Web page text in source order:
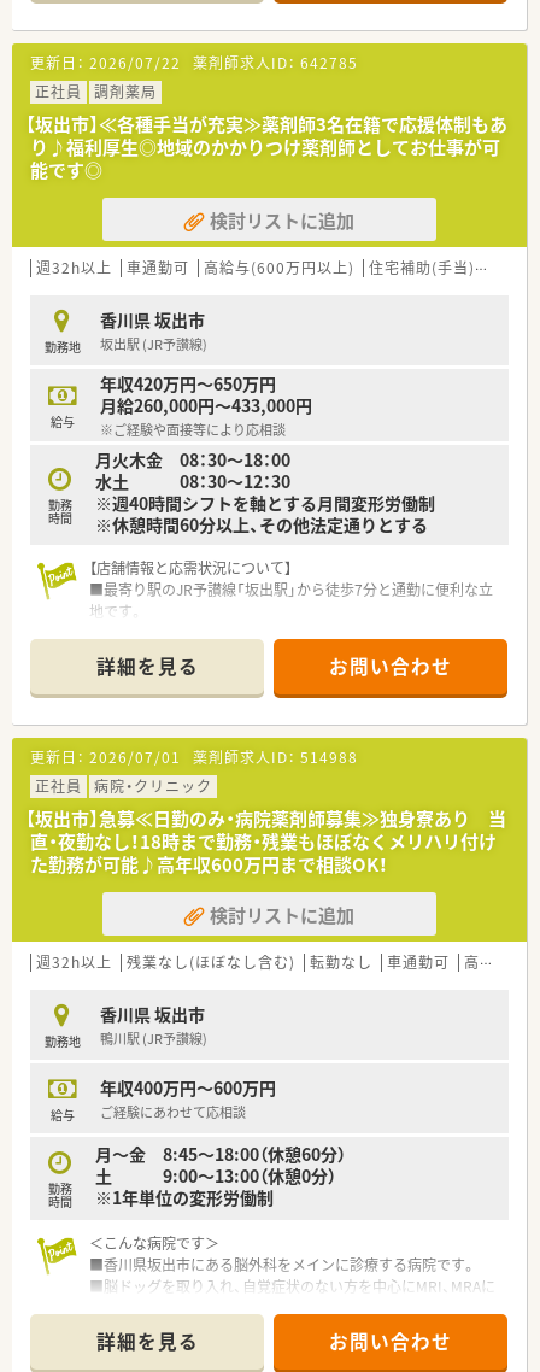
います。
な看板が目印となっている非常に視認性の高い明るい店舗で
す。
■門前の総合病院から多岐にわたる科目の処方箋を応需してお
り、1日平均50枚ほどの処方箋を3名の薬剤師で対応していま
す。
■店内はガラス張りで陽の光が差し込む開放的な造りとなって
おり、患者様がゆったりと過ごせる清潔感のある待合室が特徴で
す。
【募集背景と求める人物像について】
■さらなるサービス向上のための増員募集となっており、地域医
療に貢献したいという意欲的な薬剤師の方を幅広く求めていま
■店舗ごとに独立採算制を導入しているため、経営的な視点を持
って数字の管理や効率化に興味がある方を積極的に採用してい
ます。
■患者様とのコミュニケーションを大切にし、お悩みに寄り添っ
た丁寧な服薬指導や商品提案ができる方を心よりお待ちしてい
ます。
【法人特徴について】
■1990年に日本初の医療モールを誕生させた先駆的な企業であ
り、全店直営による一貫した質の高い医療サービスを提供してい
ます。
パーセントを誇る無借金経営で抜群の安定性を維持していま
す。
■ヘルシー＆ビューティー事業として自社化粧品やサプリメン
す。
【求人情報について】
■ご経験や前職の給与を考慮し年収600万円まで相談が可能で、
正社員として安定した環境で長く働きたい方に適した条件で
す。
■昇給率は年4.4パーセントから5.8パーセントと業界内でも高
い水準を実現しており、頑張りが給与に直結する仕組みです。
■全国転勤の可否など個人のライフスタイルに合わせた働き方
の選択が可能で、多様なニーズに応える福利厚生が整っていま
す。
更新日： 2026/07/22 薬剤師求人ID： 642785
正社員
調剤薬局
【坂出市】≪各種手当が充実≫薬剤師3名在籍で応援体制もあ
り♪福利厚生◎地域のかかりつけ薬剤師としてお仕事が可
能です◎
検討リストに追加
週32h以上 車通勤可 高給与(600万円以上) 住宅補助(手当)あり
勤務地
香川県 坂出市
坂出駅 (JR予讃線)
給与
年収420万円～650万円
月給260,000円～433,000円
※ご経験や面接等により応相談
勤務
時間
月火木金 08：30～18：00
水土 08：30～12：30
※週40時間シフトを軸とする月間変形労働制
※休憩時間60分以上、その他法定通りとする
【店舗情報と応需状況について】
■最寄り駅のJR予讃線「坂出駅」から徒歩7分と通勤に便利な立
地です。
需します。
■薬剤師は正社員3名、事務員も3名在籍しており、安心して働け
る体制です。
【勤務実態について】
■月の平均残業時間は7時間程度と少なく、1分単位で手当が支
給されます。
■有給休暇は入社時に3日、さらに6ヶ月後には7日間が付与され
る制度です。
■育児短時間勤務は小学校3年生まで利用可能で、育休取得率は
100%です。
【職場環境と雰囲気】
■ドクターとの関係性も良好で、情報共有など連携が取りやすい
環境です。
ています。
■電子薬歴や自動分包機など、最新の設備を導入し業務効率化を
図っています。
【こんな取り組みをしています】
■業界初のMI研修を導入し、患者様の心に寄り添う対話力を強
■個々のレベルに合わせたオーダーメイド研修で、未経験の方で
も安心です。
■全店舗に医療安全の専門家を配置し、「絶対安全」な環境を追
詳細を見る お問い合わせ
更新日： 2026/07/01 薬剤師求人ID： 514988
正社員
病院・クリニック
【坂出市】急募≪日勤のみ・病院薬剤師募集≫独身寮あり 当
直・夜勤なし！18時まで勤務・残業もほぼなくメリハリ付け
た勤務が可能♪高年収600万円まで相談OK！
検討リストに追加
週32h以上 残業なし(ほぼなし含む) 転勤なし 車通勤可 高給与(600万円以上)
勤務地
香川県 坂出市
鴨川駅 (JR予讃線)
給与
年収400万円～600万円
ご経験にあわせて応相談
勤務
時間
月～金 8:45～18:00（休憩60分）
土 9:00～13:00（休憩0分）
※1年単位の変形労働制
＜こんな病院です＞
■香川県坂出市にある脳外科をメインに診療する病院です。
■脳ドッグを取り入れ、自覚症状のない方を中心にMRI、MRAに
クモ膜下出血や脳内出血等の防止に取り組まれています。
■病院の他に、デイケアやケアハウス等複数の福祉施設を運営さ
詳細を見る お問い合わせ